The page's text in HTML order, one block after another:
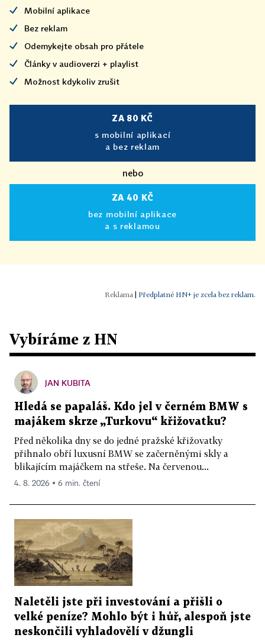
Mobilní aplikace
Bez reklam
Odemykejte obsah pro přátele
Články v audioverzi + playlist
Možnost kdykoliv zrušit
ZA 80 KČ
s mobilní aplikací
a bez reklam
nebo
ZA 40 KČ
bez mobilní aplikace
a s reklamou
Předplatné HN+ je zcela bez reklam.
Vybíráme z HN
JAN KUBITA
Hledá se papaláš. Kdo jel v černém BMW s
majákem skrze „Turkovu“ křižovatku?
Před několika dny se do jedné pražské křižovatky
přihnalo obří luxusní BMW se začerněnými skly a
blikajícím majáčkem na střeše. Na červenou...
4. 8. 2026 ▪ 6 min. čtení
Naletěli jste při investování a přišli o
velké peníze? Mohlo být i hůř, alespoň jste
neskončili vyhladovělí v džungli